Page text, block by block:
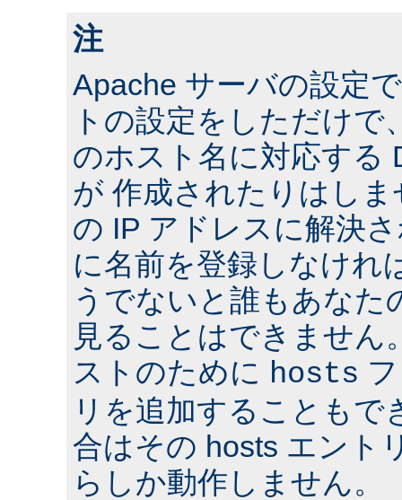
注
Apache サーバの設定
トの設定をしただけで
のホスト名に対応する
が 作成されたりはし
の IP アドレスに解決
に名前を登録しなけれ
うでないと誰もあなた
見ることはできません
ストのために hosts
リを追加することもで
合はその hosts エント
らしか動作しません。